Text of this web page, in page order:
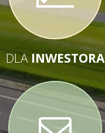
DLA INWESTORA